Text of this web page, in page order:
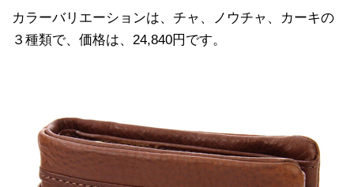
カラーバリエーションは、チャ、ノウチャ、カーキの
３種類で、価格は、24,840円です。